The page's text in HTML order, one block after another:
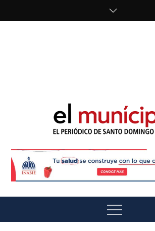
El Munícipe
Menu